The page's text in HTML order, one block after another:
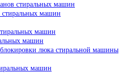
стиральных машин
машин
машин
машин
блокировки люка стиральной машины
машин